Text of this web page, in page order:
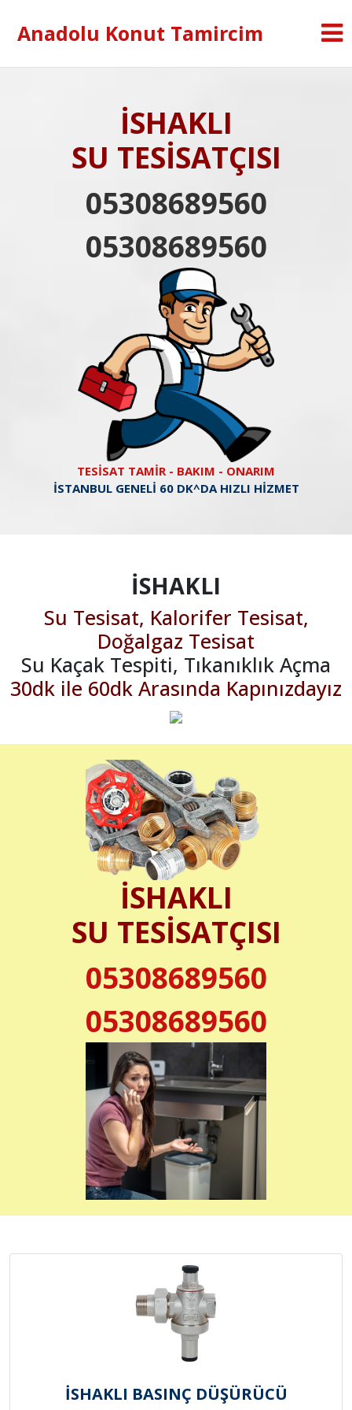
Anadolu Konut Tamircim
İSHAKLI
SU TESİSATÇISI
05308689560
05308689560
TESİSAT TAMİR - BAKIM - ONARIM
İSTANBUL GENELİ 60 DK^DA HIZLI HİZMET
İSHAKLI
Su Tesisat, Kalorifer Tesisat,
Doğalgaz Tesisat
Su Kaçak Tespiti, Tıkanıklık Açma
30dk ile 60dk Arasında Kapınızdayız
İSHAKLI
SU TESİSATÇISI
05308689560
05308689560
İSHAKLI BASINÇ DÜŞÜRÜCÜ